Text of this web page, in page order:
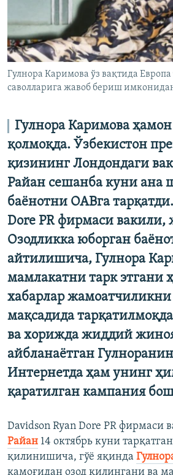
Гулнора Каримова ўз вақтида
саволларига жавоб бериш
Гулнора Каримова
қолмоқда. Ўзбекистон
қизининг Лондондаги
Райан сешанба куни ана
баёнотни ОАВга
Dore PR фирмаси вакили,
Озодликка юборган
айтилишича, Гулнора
мамлакатни тарк этгани
хабарлар
мақсадида
ва хорижда жиддий
айбланаётган
Интернетда ҳам унинг
қаратилган кампания
Davidson Ryan Dore PR фирмаси
Райан 14 октябрь куни
қилинишича, гўё яқинда
қамоғидан озод қилингани ва